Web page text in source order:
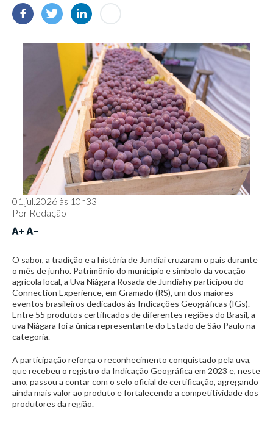
01.jul.2026 às 10h33
Por Redação
O sabor, a tradição e a história de Jundiaí cruzaram o país durante
o mês de junho. Patrimônio do município e símbolo da vocação
agrícola local, a Uva Niágara Rosada de Jundiahy participou do
Connection Experience, em Gramado (RS), um dos maiores
eventos brasileiros dedicados às Indicações Geográficas (IGs).
Entre 55 produtos certificados de diferentes regiões do Brasil, a
uva Niágara foi a única representante do Estado de São Paulo na
categoria.
A participação reforça o reconhecimento conquistado pela uva,
que recebeu o registro da Indicação Geográfica em 2023 e, neste
ano, passou a contar com o selo oficial de certificação, agregando
ainda mais valor ao produto e fortalecendo a competitividade dos
produtores da região.